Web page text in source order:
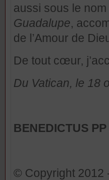
aussi sous le nom
Guadalupe,
de l’Amour de
De tout cœur,
Du Vatican, le 18
BENEDICTUS PP
© Copyright 2012